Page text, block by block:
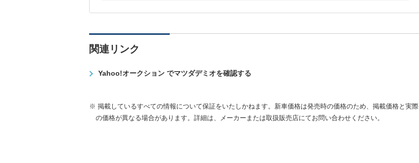
関連リンク
Yahoo!オークション でマツダデミオを確認する
※ 掲載しているすべての情報について保証をいたしかねます。新車価格は発売時の価格のため、掲載価格と実際
の価格が異なる場合があります。詳細は、メーカーまたは取扱販売店にてお問い合わせください。